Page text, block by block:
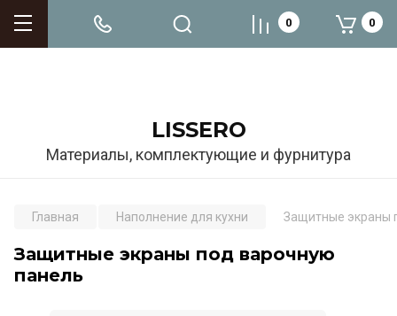
LISSERO
Материалы, комплектующие и фурнитура
0 0
Главная Наполнение для кухни Защитные экраны
Защитные экраны под варочную
панель